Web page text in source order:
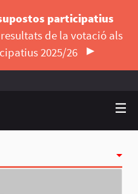
participatius
de la votació als
2025/26